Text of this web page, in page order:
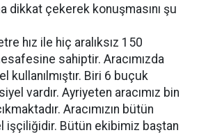
dikkat çekerek konuşmasını şu
hız ile hiç aralıksız 150
sahiptir. Aracımızda
kullanılmıştır. Biri 6 buçuk
vardır. Ayriyeten aracımız bin
Aracımızın bütün
işçiliğidir. Bütün ekibimiz baştan